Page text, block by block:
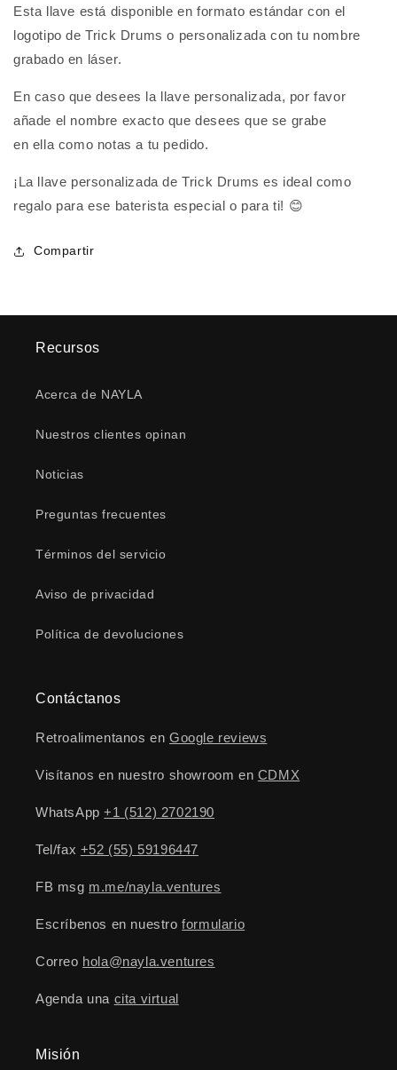
Esta llave está disponible en formato estándar con el
logotipo de Trick Drums o personalizada con tu nombre
grabado en láser.
En caso que desees la llave personalizada, por favor
añade el nombre exacto que desees que se grabe
en ella como notas a tu pedido.
¡La llave personalizada de Trick Drums es ideal como
regalo para ese baterista especial o para ti! 😊
Compartir
Recursos
Acerca de NAYLA
Nuestros clientes opinan
Noticias
Preguntas frecuentes
Términos del servicio
Aviso de privacidad
Política de devoluciones
Contáctanos
Retroalimentanos en Google reviews
Visítanos en nuestro showroom en CDMX
WhatsApp+1 (512) 2702190
Tel/fax +52 (55) 59196447
FB msg m.me/nayla.ventures
Escríbenos en nuestroformulario
Correo hola@nayla.ventures
Agenda una cita virtual
Misión